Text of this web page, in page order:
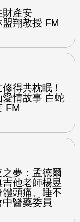
財產安
翔教授 FM
得共枕眠！
情故事 白蛇
FM
之夢：孟德爾
他老師楊昱
頭痛、睡不
醫藥委員